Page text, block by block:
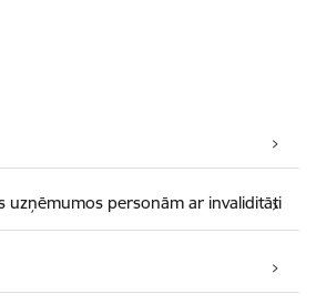
uzņēmumos personām ar invaliditāti